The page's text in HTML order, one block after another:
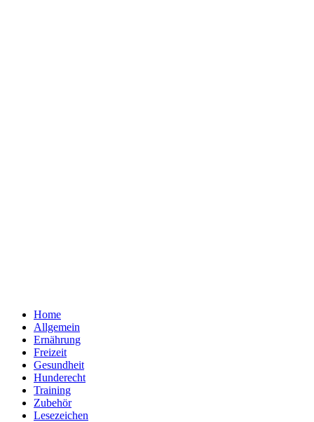
Home
Allgemein
Ernährung
Freizeit
Gesundheit
Hunderecht
Training
Zubehör
Lesezeichen